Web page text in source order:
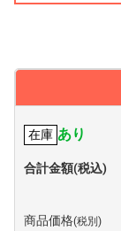
在庫 あり
合計金額(税込)
商品価格(税別)